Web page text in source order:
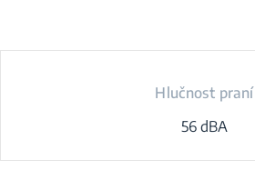
Hlučnost praní
56 dBA